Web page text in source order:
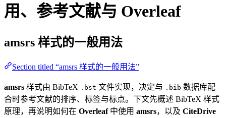
用、参考文献与 Overleaf
amsrs 样式的一般用法
Section titled “amsrs 样式的一般用法”
amsrs 样式由 BibTeX .bst 文件实现，决定与 .bib 数据库配
合时参考文献的排序、标签与标点。下文先概述 BibTeX 样式
原理，再说明如何在 Overleaf中使用 amsrs，以及 CiteDrive